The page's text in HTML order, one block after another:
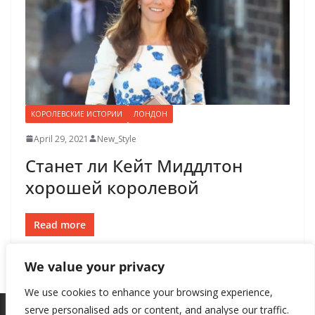
We value your privacy
We use cookies to enhance your browsing experience,
serve personalised ads or content, and analyse our traffic.
КОРОЛЕВСКИЕ ИСТОРИИ ЛОНДОН
April 29, 2021 New_Style
Станет ли Кейт Миддлтон
хорошей королевой
Read more